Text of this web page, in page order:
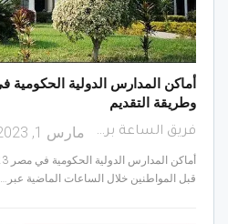
وطريقة التقديم
فريق الساعة برس مارس 1, 2023
قبل المواطنين خلال الساعات الماضية عبر…